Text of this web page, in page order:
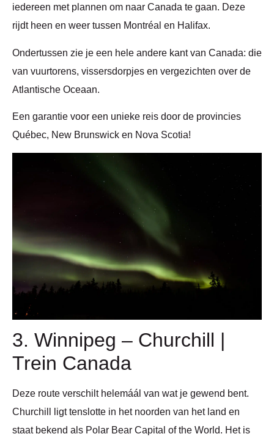
iedereen met plannen om naar Canada te gaan. Deze
rijdt heen en weer tussen Montréal en Halifax.
Ondertussen zie je een hele andere kant van Canada: die
van vuurtorens, vissersdorpjes en vergezichten over de
Atlantische Oceaan.
Een garantie voor een unieke reis door de provincies
Québec, New Brunswick en Nova Scotia!
3. Winnipeg – Churchill |
Trein Canada
Deze route verschilt helemáál van wat je gewend bent.
Churchill ligt tenslotte in het noorden van het land en
staat bekend als Polar Bear Capital of the World. Het is